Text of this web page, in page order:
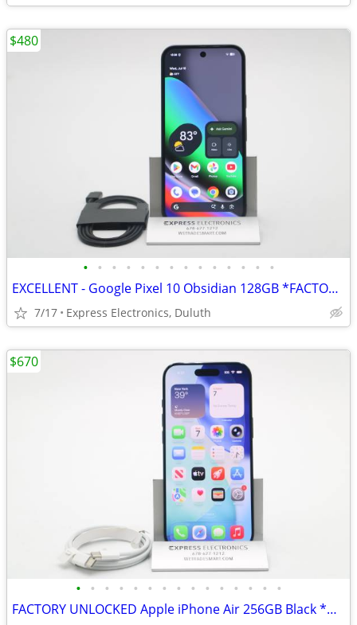
• • • • • • • • • • • • • •
EXCELLENT - Google Pixel 10 Obsidian 128GB *FACTORY UNLOCKED*
7/17 Express Electronics, Duluth
$480
• • • • • • • • • • • • • • •
FACTORY UNLOCKED Apple iPhone Air 256GB Black *GREAT*
$670